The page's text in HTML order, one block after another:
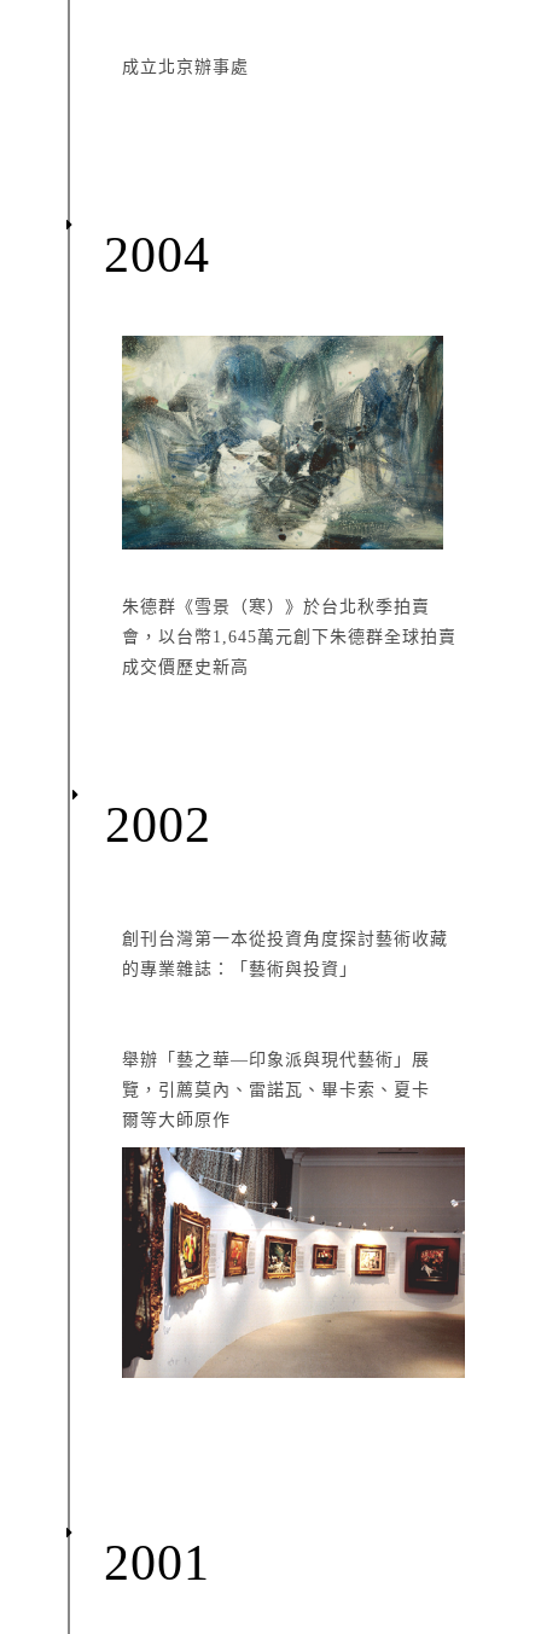
成立北京辦事處
2004
朱德群《雪景（寒）》於台北秋季拍賣
會，以台幣1,645萬元創下朱德群全球拍賣
成交價歷史新高
2002
創刊台灣第一本從投資角度探討藝術收藏
的專業雜誌：「藝術與投資」
舉辦「藝之華—印象派與現代藝術」展
覽，引薦莫內、雷諾瓦、畢卡索、夏卡
爾等大師原作
2001